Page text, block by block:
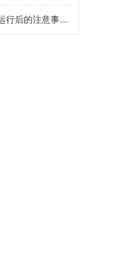
离心喷雾干燥机运行后的注意事项及清洗方法